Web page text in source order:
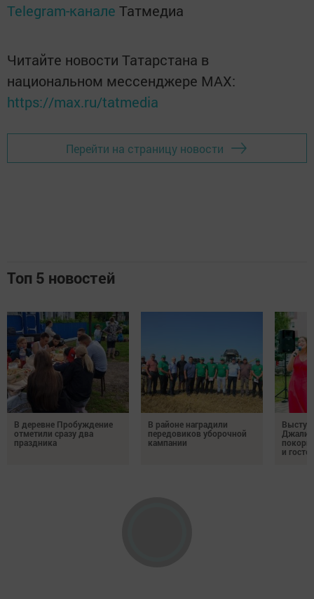
Telegram-канале Татмедиа
Читайте новости Татарстана в
национальном мессенджере MАХ:
https://max.ru/tatmedia
Перейти на страницу новости
Топ 5 новостей
В деревне Пробуждение
отметили сразу два
праздника
В районе наградили
передовиков уборочной
кампании
и